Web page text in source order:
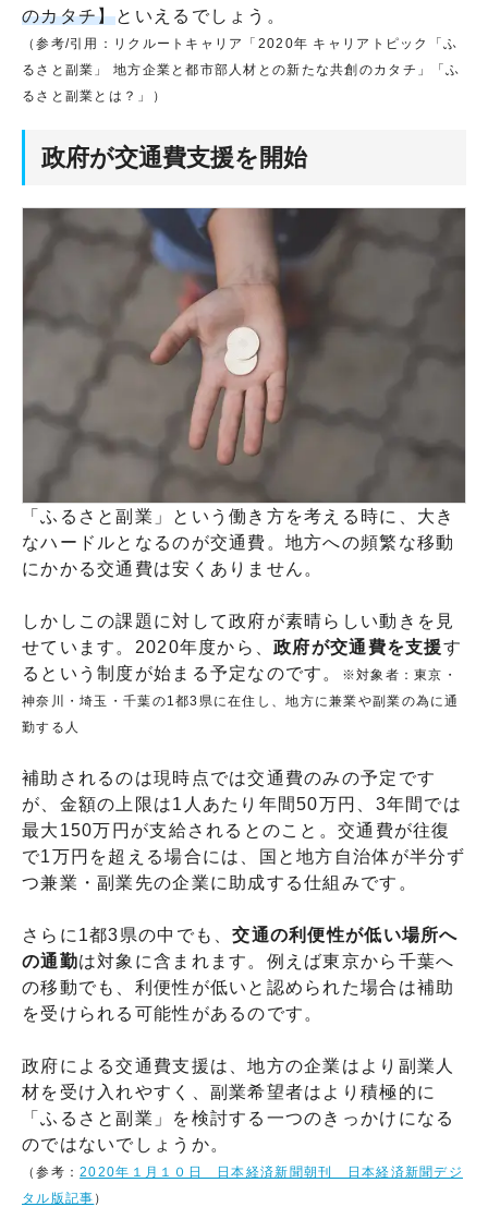
のカタチ】といえるでしょう。
（参考/引用：リクルートキャリア「2020年 キャリアトピック「ふ
るさと副業」 地方企業と都市部人材との新たな共創のカタチ」「ふ
るさと副業とは？」）
政府が交通費支援を開始
「ふるさと副業」という働き方を考える時に、大き
なハードルとなるのが交通費。地方への頻繁な移動
にかかる交通費は安くありません。
しかしこの課題に対して政府が素晴らしい動きを見
せています。2020年度から、政府が交通費を支援す
るという制度が始まる予定なのです。
※対象者：東京・
神奈川・埼玉・千葉の1都3県に在住し、地方に兼業や副業の為に通
勤する人
補助されるのは現時点では交通費のみの予定です
が、金額の上限は1人あたり年間50万円、3年間では
最大150万円が支給されるとのこと。交通費が往復
で1万円を超える場合には、国と地方自治体が半分ず
つ兼業・副業先の企業に助成する仕組みです。
さらに1都3県の中でも、交通の利便性が低い場所へ
の通勤は対象に含まれます。例えば東京から千葉へ
の移動でも、利便性が低いと認められた場合は補助
を受けられる可能性があるのです。
政府による交通費支援は、地方の企業はより副業人
材を受け入れやすく、副業希望者はより積極的に
「ふるさと副業」を検討する一つのきっかけになる
のではないでしょうか。
（参考：2020年１月１０日 日本経済新聞朝刊 日本経済新聞デジ
タル版記事 ）